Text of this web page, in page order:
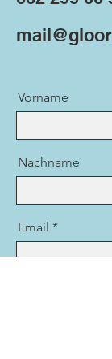
Vorname
Nachname
Email